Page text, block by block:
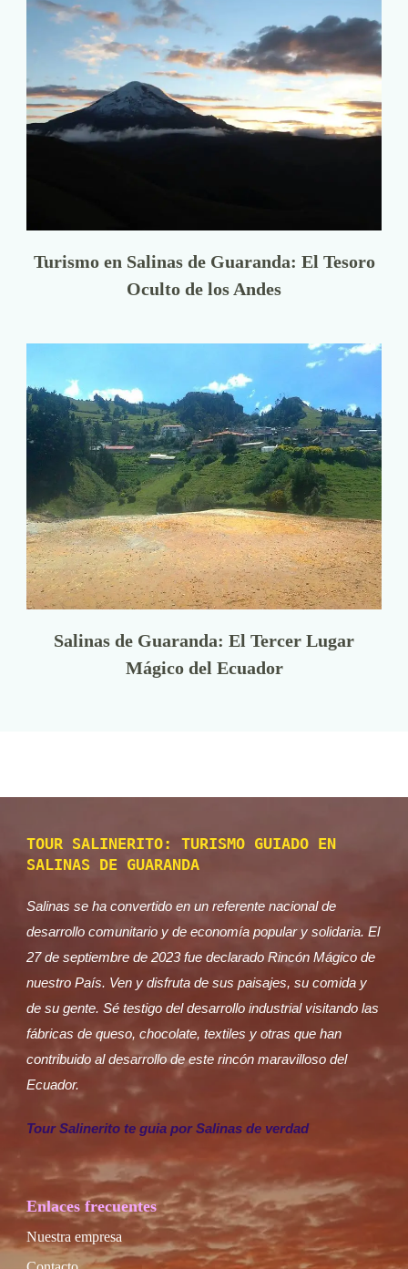
Turismo en Salinas de Guaranda: El Tesoro
Oculto de los Andes
Salinas de Guaranda: El Tercer Lugar
Mágico del Ecuador
TOUR SALINERITO: TURISMO GUIADO EN
SALINAS DE GUARANDA
Salinas se ha convertido en un referente nacional de
desarrollo comunitario y de economía popular y solidaria. El
27 de septiembre de 2023 fue declarado Rincón Mágico de
nuestro País. Ven y disfruta de sus paisajes, su comida y
de su gente. Sé testigo del desarrollo industrial visitando las
fábricas de queso, chocolate, textiles y otras que han
contribuido al desarrollo de este rincón maravilloso del
Ecuador.
Tour Salinerito te guia por Salinas de verdad
Enlaces frecuentes
Nuestra empresa